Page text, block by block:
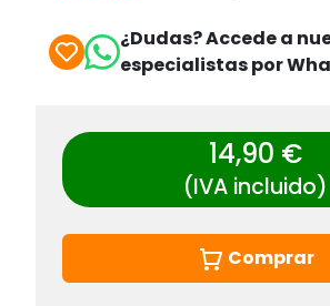
¿Dudas? Accede a
especialistas por
14,90 €
(IVA incluido)
Comprar